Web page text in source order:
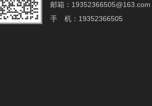
邮箱：19352366505@163.com‬
手 机：19352366505